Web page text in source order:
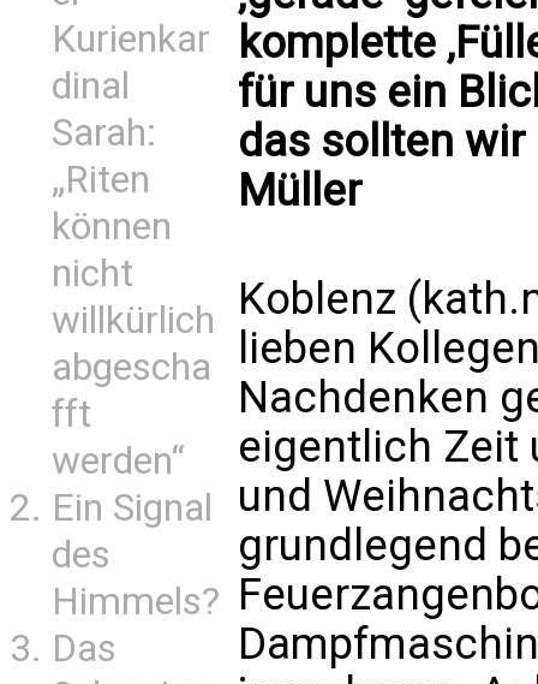
Kurienkar
dinal
Sarah:
„Riten
können
nicht
willkürlich
abgescha
fft
werden“
Ein Signal
des
Himmels?
Das
komplette
für uns ein
das sollten wir
Müller
Koblenz
lieben
Nachdenken
eigentlich Zeit
und
grundlegend